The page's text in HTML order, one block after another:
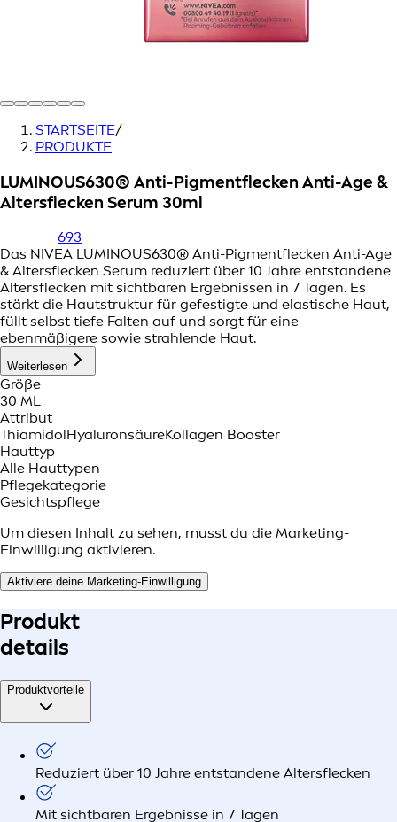
STARTSEITE/
PRODUKTE
LUMINOUS630® Anti-Pigmentflecken Anti-Age &
Altersflecken Serum 30ml
693
Das NIVEA LUMINOUS630® Anti-Pigmentflecken Anti-Age
& Altersflecken Serum reduziert über 10 Jahre entstandene
Altersflecken mit sichtbaren Ergebnissen in 7 Tagen. Es
stärkt die Hautstruktur für gefestigte und elastische Haut,
füllt selbst tiefe Falten auf und sorgt für eine
ebenmäßigere sowie strahlende Haut.
Weiterlesen
Größe
30 ML
Attribut
ThiamidolHyaluronsäureKollagen Booster
Hauttyp
Alle Hauttypen
Pflegekategorie
Gesichtspflege
Um diesen Inhalt zu sehen, musst du die Marketing-
Einwilligung aktivieren.
Aktiviere deine Marketing-Einwilligung
Produkt
details
Produktvorteile
Reduziert über 10 Jahre entstandene Altersflecken
Mit sichtbaren Ergebnisse in 7 Tagen